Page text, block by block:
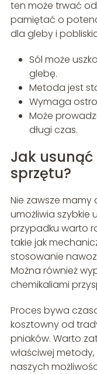
ten może trwać
pamiętać o
dla gleby i
Sól może
glebę.
Metoda jest
Wymaga
Może
długi czas.
Jak usunąć
sprzętu?
Nie zawsze
umożliwia szybkie
przypadku warto
takie jak
stosowanie
Można również
chemikaliami
Proces bywa
kosztowny od
pniaków. Warto
właściwej
naszych